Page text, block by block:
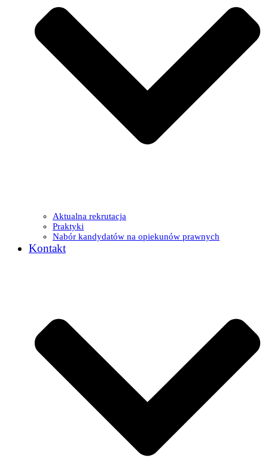
Aktualna rekrutacja
Praktyki
Nabór kandydatów na opiekunów prawnych
Kontakt